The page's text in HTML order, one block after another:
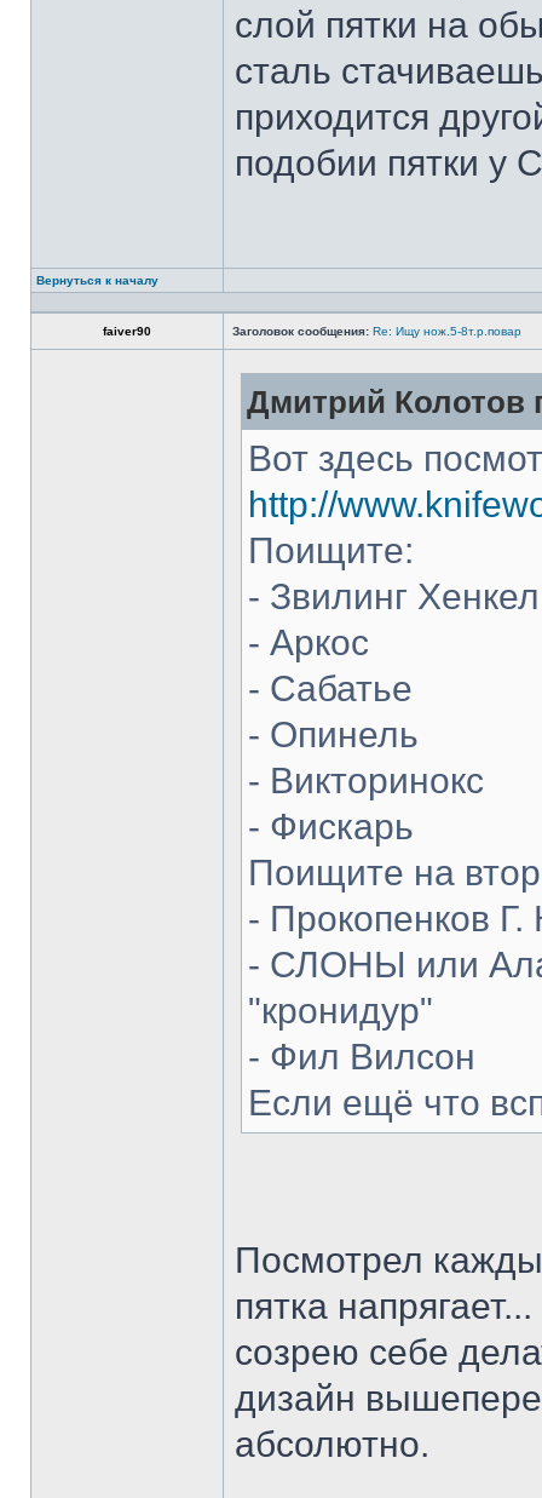
слой пятки на
сталь
приходится
подобии пятки у
Вернуться к началу
faiver90 Заголовок сообщения: Re: Ищу нож.5-8т.р.повар
Дмитрий Колотов
Вот здесь
http://
Поищите:
- Звилинг
- Аркос
- Сабатье
- Опинель
- Викторинокс
- Фискарь
Поищите на
- Прокопенков Г.
- СЛОНЫ или
"кронидур"
- Фил Вилсон
Если ещё что
Посмотрел
пятка
созрею себе
дизайн
абсолютно.